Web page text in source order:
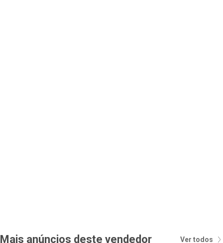
Mais anúncios deste vendedor Ver todos